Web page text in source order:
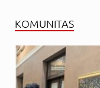
KOMUNITAS